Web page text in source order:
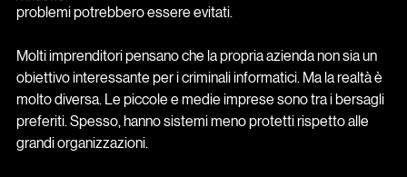
problemi potrebbero essere evitati.
Molti imprenditori pensano che la propria azienda non sia un
obiettivo interessante per i criminali informatici. Ma la realtà è
molto diversa. Le piccole e medie imprese sono tra i bersagli
preferiti. Spesso, hanno sistemi meno protetti rispetto alle
grandi organizzazioni.